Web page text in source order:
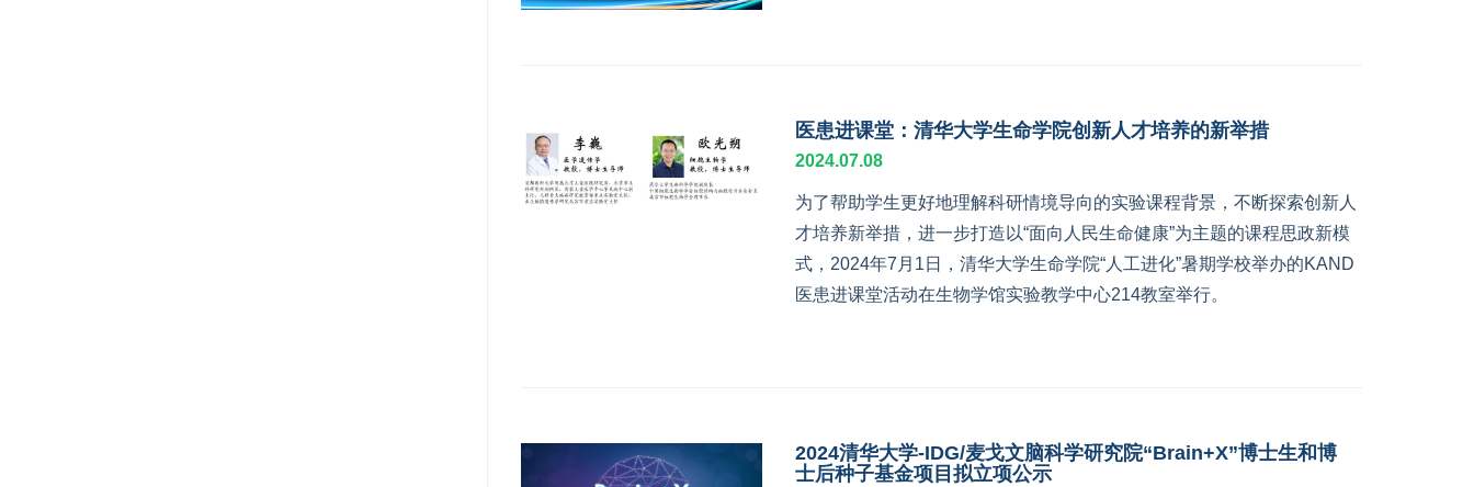
医患进课堂：清华大学生命学院创新人才培养的新举措
2024.07.08
为了帮助学生更好地理解科研情境导向的实验课程背景，不断探索创新人
才培养新举措，进一步打造以“面向人民生命健康”为主题的课程思政新模
式，2024年7月1日，清华大学生命学院“人工进化”暑期学校举办的KAND
医患进课堂活动在生物学馆实验教学中心214教室举行。
2024清华大学-IDG/麦戈文脑科学研究院“Brain+X”博士生和博
士后种子基金项目拟立项公示